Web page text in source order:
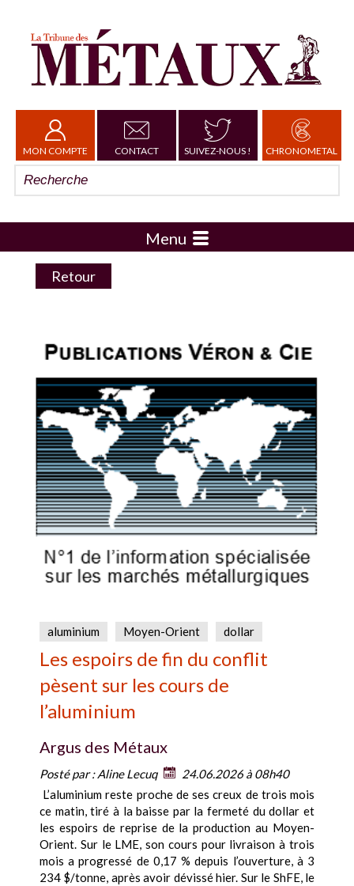
MON COMPTE CONTACT SUIVEZ-NOUS ! CHRONOMETAL
Menu
Retour
aluminium Moyen-Orient dollar
Les espoirs de fin du conflit
pèsent sur les cours de
l’aluminium
Argus des Métaux
Posté par :Aline Lecuq
24.06.2026 à 08h40
L’aluminium reste proche de ses creux de trois mois
ce matin, tiré à la baisse par la fermeté du dollar et
les espoirs de reprise de la production au Moyen-
Orient. Sur le LME, son cours pour livraison à trois
mois a progressé de 0,17 % depuis l’ouverture, à 3
234 $/tonne, après avoir dévissé hier. Sur le ShFE, le